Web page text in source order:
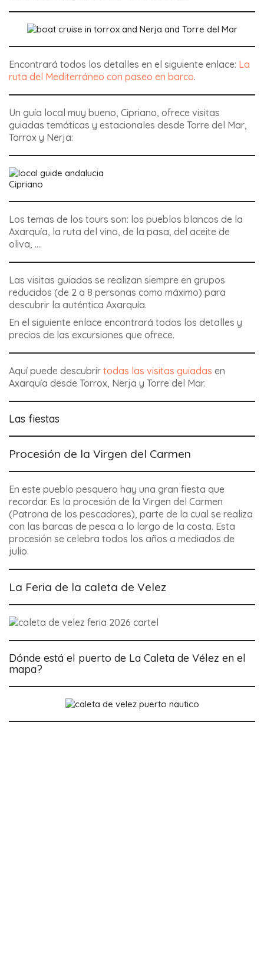
Encontrará todos los detalles en el siguiente enlace: La
ruta del Mediterráneo con paseo en barco.
Un guía local muy bueno, Cipriano, ofrece visitas
guiadas temáticas y estacionales desde Torre del Mar,
Torrox y Nerja:
Cipriano
Los temas de los tours son: los pueblos blancos de la
Axarquía, la ruta del vino, de la pasa, del aceite de
oliva, ….
Las visitas guiadas se realizan siempre en grupos
reducidos (de 2 a 8 personas como máximo) para
descubrir la auténtica Axarquía.
En el siguiente enlace encontrará todos los detalles y
precios de las excursiones que ofrece.
Aquí puede descubrir todas las visitas guiadas en
Axarquía desde Torrox, Nerja y Torre del Mar.
Las fiestas
Procesión de la Virgen del Carmen
En este pueblo pesquero hay una gran fiesta que
recordar. Es la procesión de la Virgen del Carmen
(Patrona de los pescadores), parte de la cual se realiza
con las barcas de pesca a lo largo de la costa. Esta
procesión se celebra todos los años a mediados de
julio.
La Feria de la caleta de Velez
Dónde está el puerto de La Caleta de Vélez en el
mapa?